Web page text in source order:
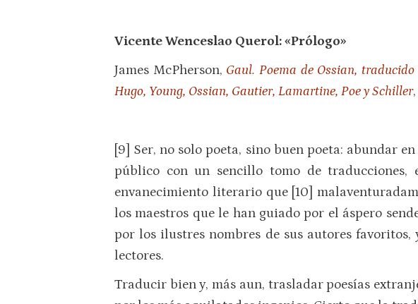
Vicente Wenceslao Querol:«Prólogo»
James McPherson, Gaul. Poema de Ossian,
Hugo, Young, Ossian, Gautier, Lamartine, Poe y Schiller
[9] Ser, no solo poeta, sino buen poeta: abundar
público con un sencillo tomo de traducciones,
envanecimiento literario que [10]
los maestros que le han guiado por el áspero
por los ilustres nombres de sus autores
lectores.
Traducir bien y, más aun, trasladar poesías